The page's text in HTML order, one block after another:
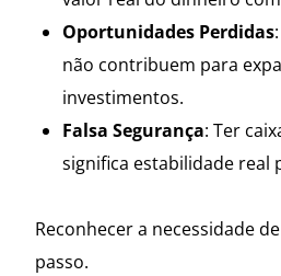
Oportunidades Perdidas
não contribuem para
investimentos.
Falsa Segurança: Ter
significa estabilidade real
Reconhecer a necessidade
passo.